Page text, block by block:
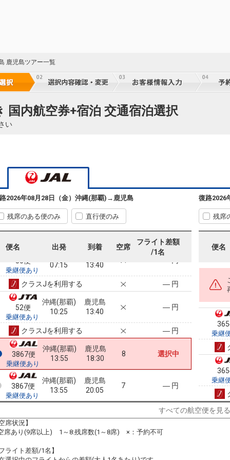
鹿児島ツアー一覧
国内航空券+宿泊 交通宿泊選択
い
2026年08月28日（金） 沖縄(那覇) → 鹿児島
残席のある便のみ 直行便のみ
便名 出発 到着 空席
フライト差額
/1名
50便
乗継便あり
07:15
13:40
― 円
クラスJを利用する ― 円
52便
乗継便あり
沖縄(那覇)
10:25
鹿児島
13:40
― 円
クラスJを利用する ― 円
3867便
乗継便あり
沖縄(那覇)
13:55
鹿児島
18:30
8 選択中
3867便
乗継便あり
沖縄(那覇)
13:55
鹿児島
20:05
7 ― 円
復路2026
残席
便名
乗継
乗継
すべての航空便を見る
席状況】
席あり(9席以上) 1～8:残席数(1～8席) ×：予約不可
ライト差額/1名】